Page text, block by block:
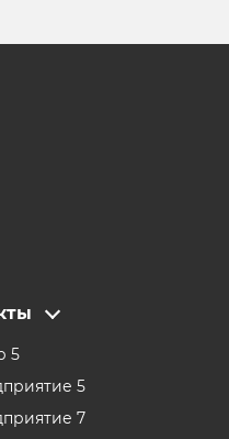
5
5
7